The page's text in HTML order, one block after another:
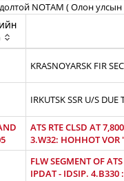
NOTAM ( Олон улсын
KRASNOYARSK FIR
IRKUTSK SSR U/S DUE
ATS RTE CLSD AT
3.W32: HOHHOT VOR
FLW SEGMENT OF
IPDAT - IDSIP. 4.B330